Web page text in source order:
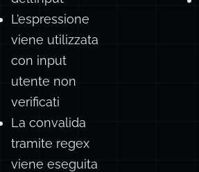
L’espressione
viene utilizzata
con input
utente non
verificati
La convalida
tramite regex
viene eseguita